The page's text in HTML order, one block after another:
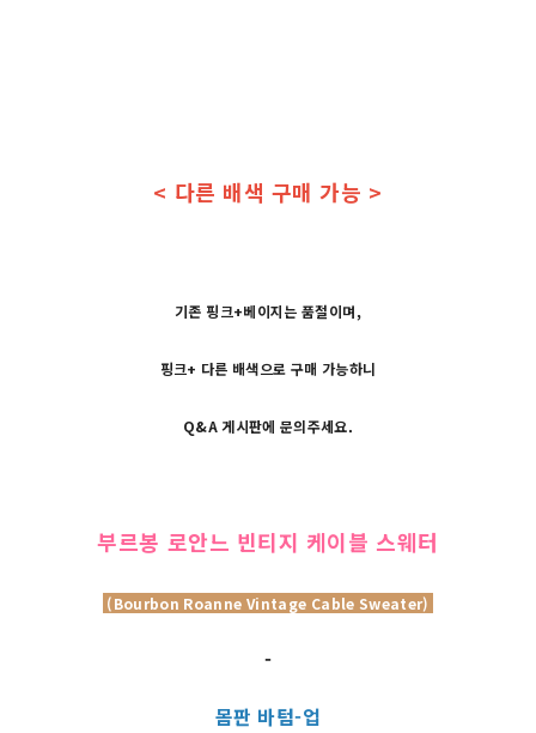
< 다른 배색 구매 가능 >
기존 핑크+베이지는 품절이며,
핑크+ 다른 배색으로 구매 가능하니
Q&A 게시판에 문의주세요.
부르봉 로안느 빈티지 케이블 스웨터
(Bourbon Roanne Vintage Cable Sweater)
-
몸판 바텀-업